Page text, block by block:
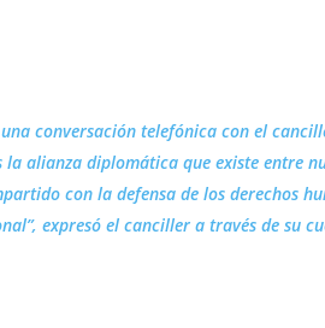
una conversación telefónica con el
alianza diplomática que existe entre
con la defensa de los derechos
expresó el canciller a través de su